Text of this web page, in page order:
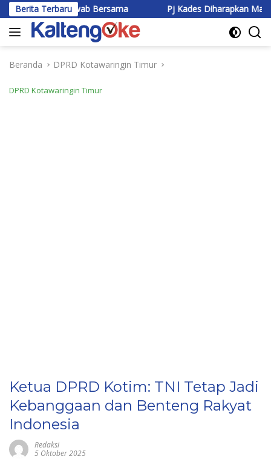
Langsung
ke
konten
Berita Terbaru
Bersama Pj Kades Diharapkan Mampu jadi
Beranda DPRD Kotawaringin Timur
DPRD Kotawaringin Timur
Ketua DPRD Kotim: TNI Tetap Jadi
Kebanggaan dan Benteng Rakyat
Indonesia
Redaksi
5 Oktober 2025